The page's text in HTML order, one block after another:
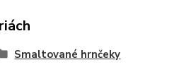
Smaltované hrnčeky